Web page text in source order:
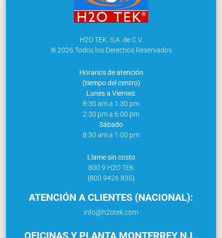
H2O TEK, S.A. de C.V.
® 2026 Todos los Derechos Reservados
Horarios de atención
(tiempo del centro)
Lunes a Viernes:
8:30 am a 1:30 pm
2:30 pm a 6:00 pm
Sábado
8:30 am a 1:00 pm
Llame sin costo
800 9 H2O TEK
(800 9426 835)
ATENCIÓN A CLIENTES (NACIONAL):
info@h2otek.com
OFICINAS Y PLANTA MONTERREY N.L.